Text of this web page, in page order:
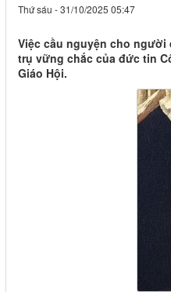
Thứ sáu - 31/10/2025 05:47
Việc cầu nguyện cho người
trụ vững chắc của đức tin
Giáo Hội.